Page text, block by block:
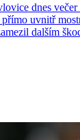
dnes
uvnitř
dalším